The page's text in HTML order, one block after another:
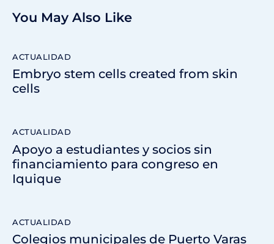
You May Also Like
ACTUALIDAD
Embryo stem cells created from skin
cells
ACTUALIDAD
Apoyo a estudiantes y socios sin
financiamiento para congreso en
Iquique
ACTUALIDAD
Colegios municipales de Puerto Varas